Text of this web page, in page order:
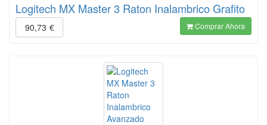
Logitech MX Master 3 Raton Inalambrico Grafito
90,73 € Comprar Ahora